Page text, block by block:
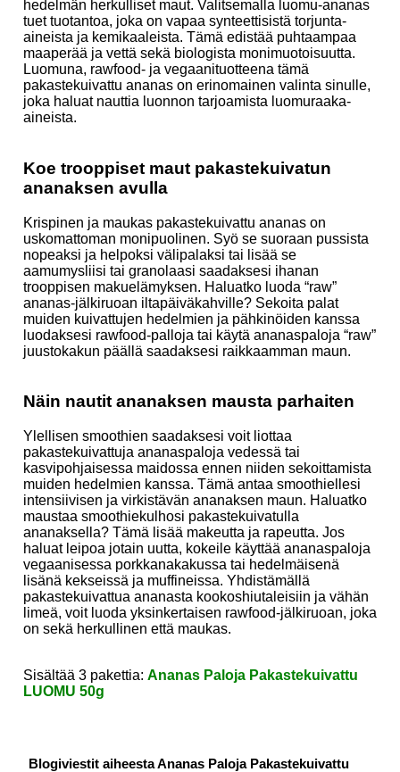
hedelmän herkulliset maut. Valitsemalla luomu-ananas
tuet tuotantoa, joka on vapaa synteettisistä torjunta-
aineista ja kemikaaleista. Tämä edistää puhtaampaa
maaperää ja vettä sekä biologista monimuotoisuutta.
Luomuna, rawfood- ja vegaanituotteena tämä
pakastekuivattu ananas on erinomainen valinta sinulle,
joka haluat nauttia luonnon tarjoamista luomuraaka-
aineista.
Koe trooppiset maut pakastekuivatun
ananaksen avulla
Krispinen ja maukas pakastekuivattu ananas on
uskomattoman monipuolinen. Syö se suoraan pussista
nopeaksi ja helpoksi välipalaksi tai lisää se
aamumysliisi tai granolaasi saadaksesi ihanan
trooppisen makuelämyksen. Haluatko luoda “raw”
ananas-jälkiruoan iltapäiväkahville? Sekoita palat
muiden kuivattujen hedelmien ja pähkinöiden kanssa
luodaksesi rawfood-palloja tai käytä ananaspaloja “raw”
juustokakun päällä saadaksesi raikkaamman maun.
Näin nautit ananaksen mausta parhaiten
Ylellisen smoothien saadaksesi voit liottaa
pakastekuivattuja ananaspaloja vedessä tai
kasvipohjaisessa maidossa ennen niiden sekoittamista
muiden hedelmien kanssa. Tämä antaa smoothiellesi
intensiivisen ja virkistävän ananaksen maun. Haluatko
maustaa smoothiekulhosi pakastekuivatulla
ananaksella? Tämä lisää makeutta ja rapeutta. Jos
haluat leipoa jotain uutta, kokeile käyttää ananaspaloja
vegaanisessa porkkanakakussa tai hedelmäisenä
lisänä kekseissä ja muffineissa. Yhdistämällä
pakastekuivattua ananasta kookoshiutaleisiin ja vähän
limeä, voit luoda yksinkertaisen rawfood-jälkiruoan, joka
on sekä herkullinen että maukas.
Sisältää 3 pakettia: Ananas Paloja Pakastekuivattu
LUOMU 50g
Blogiviestit aiheesta Ananas Paloja Pakastekuivattu